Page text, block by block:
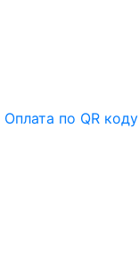
Оплата по QR коду